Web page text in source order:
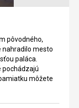
pôvodného,
nahradilo mesto
paláca.
pochádzajú
môžete